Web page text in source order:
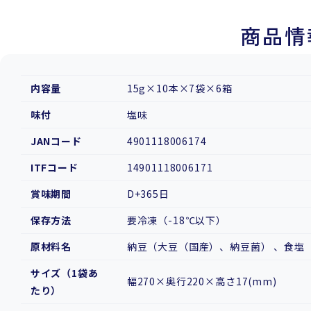
商品
内容量
15g×10本×7袋×6箱
味付
塩味
JANコード
4901118006174
ITFコード
14901118006171
賞味期間
D+365日
保存方法
要冷凍（-18℃以下）
原材料名
納豆（大豆（国産）、納豆菌） 、食塩
サイズ（1袋あ
たり）
幅270×奥行220×高さ17(mm)